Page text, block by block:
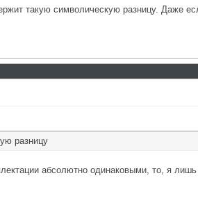
такую символическую разницу. Даже
разницу
абсолютно одинаковыми, то, я